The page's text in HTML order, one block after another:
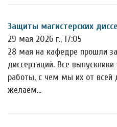
Защиты магистерских
29 мая 2026 г., 17:05
28 мая на кафедре прошли
диссертаций. Все
работы, с чем мы их от всей
желаем…